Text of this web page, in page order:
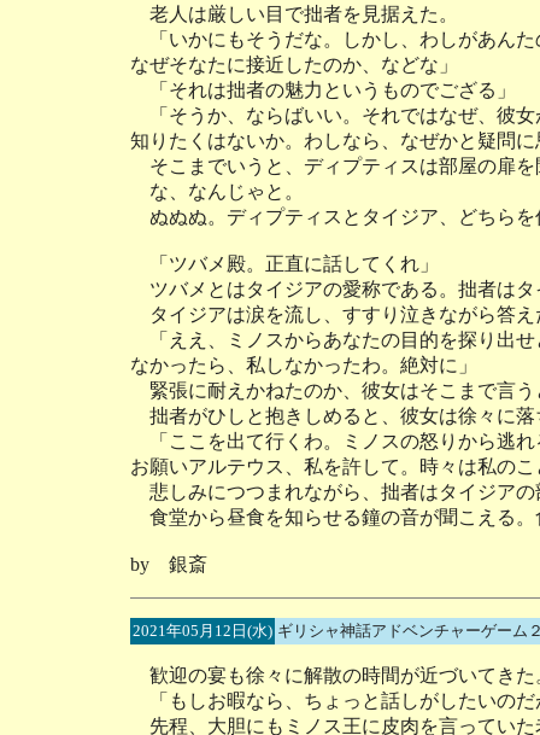
老人は厳しい目で拙者を見据えた。
「いかにもそうだな。しかし、わしがあん
なぜそなたに接近したのか、などな」
「それは拙者の魅力というものでござる」
「そうか、ならばいい。それではなぜ、彼
知りたくはないか。わしなら、なぜかと疑問に
そこまでいうと、ディプティスは部屋の扉を
な、なんじゃと。
ぬぬぬ。ディプティスとタイジア、どちら
「ツバメ殿。正直に話してくれ」
ツバメとはタイジアの愛称である。拙者は
タイジアは涙を流し、すすり泣きながら答え
「ええ、ミノスからあなたの目的を探り出
なかったら、私しなかったわ。絶対に」
緊張に耐えかねたのか、彼女はそこまで言う
拙者がひしと抱きしめると、彼女は徐々に落
「ここを出て行くわ。ミノスの怒りから逃
お願いアルテウス、私を許して。時々は私の
悲しみにつつまれながら、拙者はタイジアの
食堂から昼食を知らせる鐘の音が聞こえる
by 銀斎
2021年05月12日(水) ギリシャ神話アドベンチャーゲー
歓迎の宴も徐々に解散の時間が近づいてき
「もしお暇なら、ちょっと話しがしたいの
先程、大胆にもミノス王に皮肉を言ってい